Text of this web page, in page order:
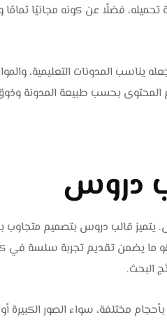
فضلًا عن كونه مجانيًا تمامًا
يناسب المدونات التعليمية،
المحتوى بحسب طبيعة المدونة
دروس
يتميز قالب دروس بتصميم متجاوب
وهو ما يضمن تقديم تجربة سلسة في
مختلفة، سواء الصور الكبيرة أو